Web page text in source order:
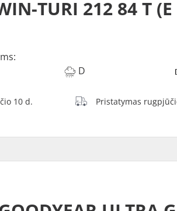
TURI 212 84 T (E
D
10 d. Pristatymas